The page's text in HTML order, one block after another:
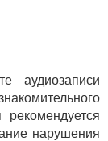
аудиозаписи
нарушения